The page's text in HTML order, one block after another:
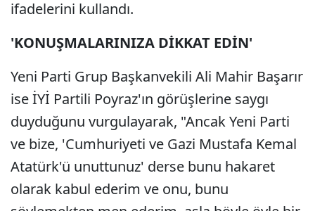
ifadelerini kullandı.
'KONUŞMALARINIZA DİKKAT EDİN'
Yeni Parti Grup Başkanvekili Ali Mahir Başarır
ise İYİ Partili Poyraz'ın görüşlerine saygı
duyduğunu vurgulayarak, "Ancak Yeni Parti
ve bize, 'Cumhuriyeti ve Gazi Mustafa Kemal
Atatürk'ü unuttunuz' derse bunu hakaret
olarak kabul ederim ve onu, bunu